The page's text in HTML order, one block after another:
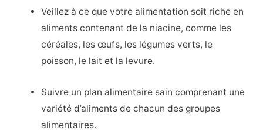
Veillez à ce que votre alimentation soit riche en
aliments contenant de la niacine, comme les
céréales, les œufs, les légumes verts, le
poisson, le lait et la levure.
Suivre un plan alimentaire sain comprenant une
variété d’aliments de chacun des groupes
alimentaires.